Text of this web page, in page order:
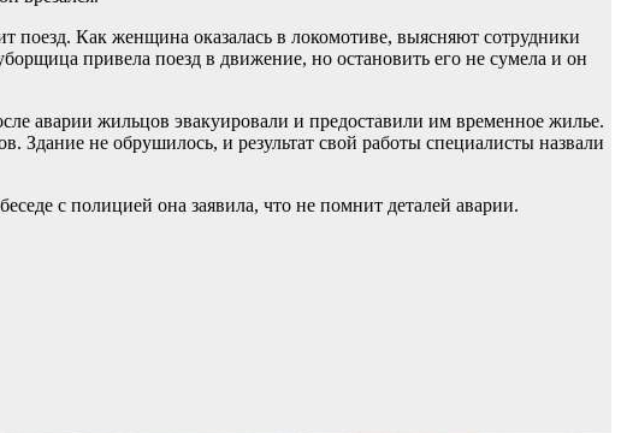
поезд. Как женщина оказалась в локомотиве, выясняют сотрудники
привела поезд в движение, но остановить его не сумела и он
аварии жильцов эвакуировали и предоставили им временное жилье.
не обрушилось, и результат свой работы специалисты назвали
с полицией она заявила, что не помнит деталей аварии.